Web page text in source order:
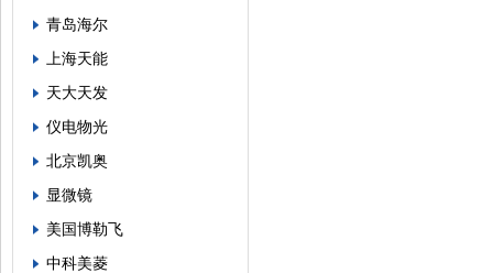
青岛海尔
上海天能
天大天发
仪电物光
北京凯奥
显微镜
美国博勒飞
中科美菱